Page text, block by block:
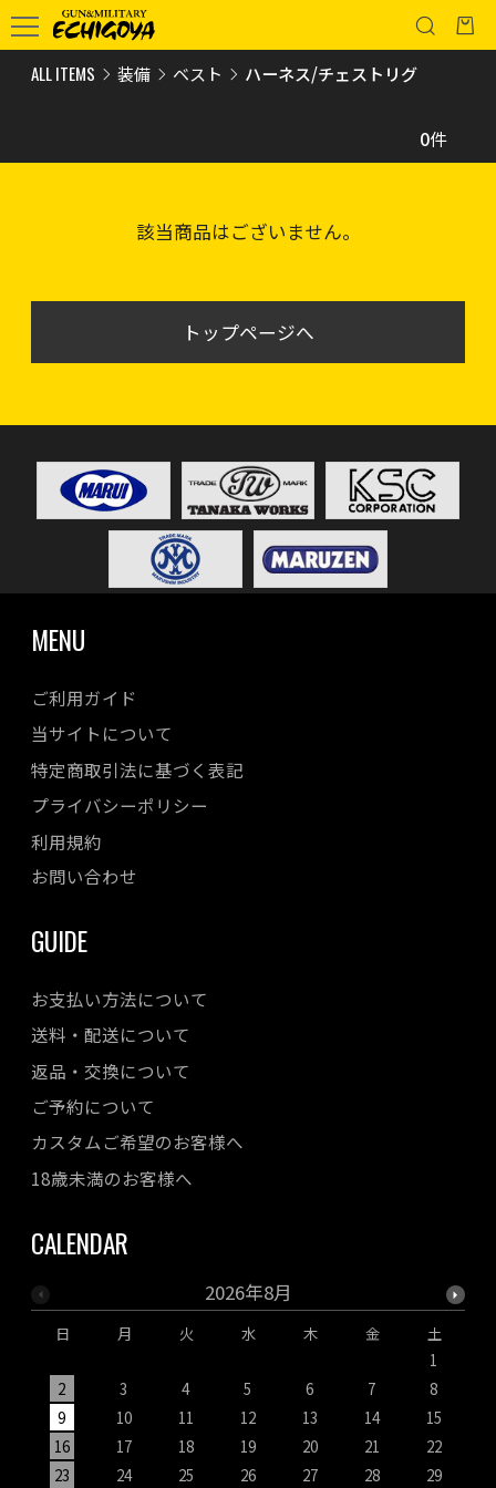
ALL ITEMS 装備 ベスト ハーネス/チェストリグ
0件
該当商品はございません。
トップページへ
MENU
ご利用ガイド
当サイトについて
特定商取引法に基づく表記
プライバシーポリシー
利用規約
お問い合わせ
GUIDE
お支払い方法について
送料・配送について
返品・交換について
ご予約について
カスタムご希望のお客様へ
18歳未満のお客様へ
CALENDAR
2026年8月
日 月 火 水 木 金
土
1
2
3 4 5 6 7
8
9
10 11 12 13 14
15
16
17 18 19 20 21
22
23
24 25 26 27 28 29